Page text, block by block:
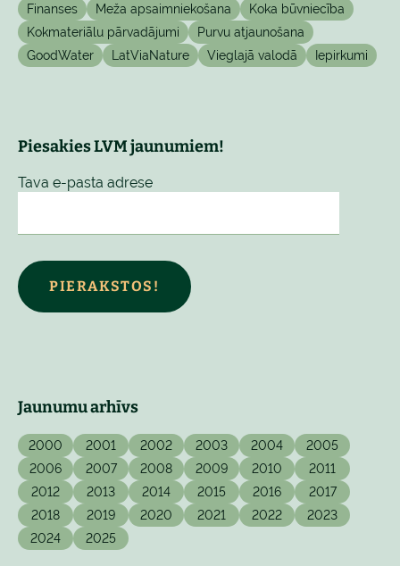
Finanses
Meža apsaimniekošana
Koka būvniecība
Kokmateriālu pārvadājumi
Purvu atjaunošana
GoodWater
LatViaNature Vieglajā valodā Iepirkumi
Piesakies LVM jaunumiem!
Tava e-pasta adrese
PIERAKSTOS!
Jaunumu arhīvs
2000 2001 2002 2003 2004
2005
2006
2007 2008 2009 2010
2011
2012
2013 2014 2015 2016
2017
2018
2019 2020 2021 2022
2023
2024
2025